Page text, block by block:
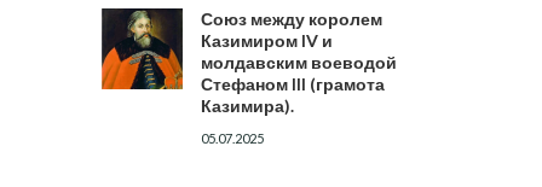
Союз между королем
Казимиром IV и
молдавским воеводой
Стефаном III (грамота
Казимира).
05.07.2025